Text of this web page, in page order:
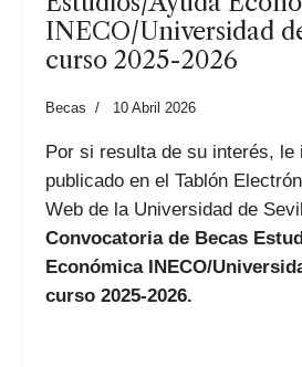
INECO/Universidad
curso 2025-2026
Becas 10 Abril 2026
Por si resulta de su interés, le
publicado en el Tablón
Web de la Universidad de
Convocatoria de Becas
Económica INECO/
curso 2025-2026.